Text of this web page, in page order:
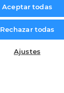
Aceptar todas
Rechazar todas
Ajustes